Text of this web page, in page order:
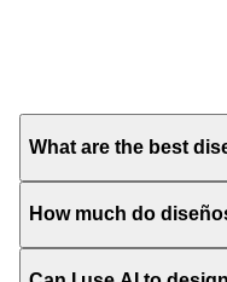
What are the best
How much do